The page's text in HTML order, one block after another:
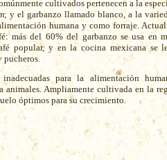
cultivados pertenecen a la
; y el garbanzo llamado blanco, a la
humana y como forraje.
más del 60% del garbanzo se usa en
popular, y en la cocina mexicana se
pucheros.
inadecuadas para la alimentación
animales. Ampliamente cultivada en la
óptimos para su crecimiento.